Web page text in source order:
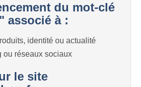
du mot-clé
associé à :
identité ou actualité
ou réseaux sociaux
le site